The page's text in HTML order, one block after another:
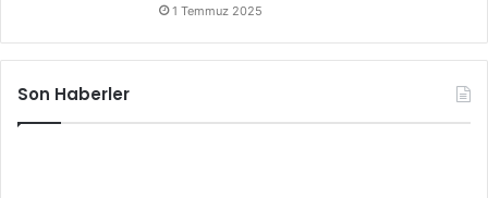
1 Temmuz 2025
Son Haberler